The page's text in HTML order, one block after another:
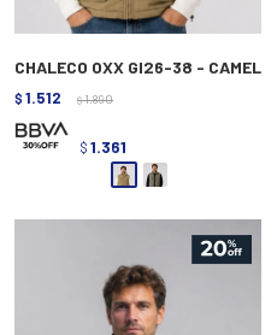
CHALECO OXX GI26-38 - CAMEL
$ 1.512 $ 1.890
$ 1.361